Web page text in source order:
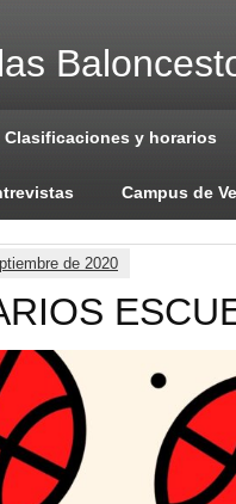
Clasificaciones y horarios
Campus de
de 2020